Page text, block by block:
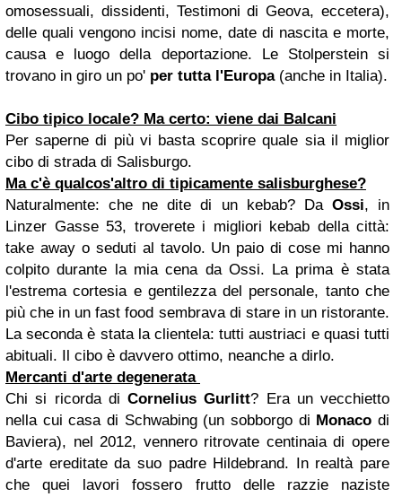
omosessuali, dissidenti, Testimoni di Geova, eccetera),
delle quali vengono incisi nome, date di nascita e morte,
causa e luogo della deportazione. Le Stolperstein si
trovano in giro un po' per tutta l'Europa (anche in Italia).
Cibo tipico locale? Ma certo: viene dai Balcani
Per saperne di più vi basta scoprire quale sia il miglior
cibo di strada di Salisburgo.
Ma c'è qualcos'altro di tipicamente salisburghese?
Naturalmente: che ne dite di un kebab? Da Ossi, in
Linzer Gasse 53, troverete i migliori kebab della città:
take away o seduti al tavolo. Un paio di cose mi hanno
colpito durante la mia cena da Ossi. La prima è stata
l'estrema cortesia e gentilezza del personale, tanto che
più che in un fast food sembrava di stare in un ristorante.
La seconda è stata la clientela: tutti austriaci e quasi tutti
abituali. Il cibo è davvero ottimo, neanche a dirlo.
Mercanti d'arte degenerata
Chi si ricorda di Cornelius Gurlitt? Era un vecchietto
nella cui casa di Schwabing (un sobborgo di Monaco di
Baviera), nel 2012, vennero ritrovate centinaia di opere
d'arte ereditate da suo padre Hildebrand. In realtà pare
che quei lavori fossero frutto delle razzie naziste